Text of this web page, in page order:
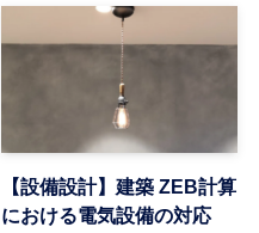
【設備設計】建築 ZEB計算
における電気設備の対応